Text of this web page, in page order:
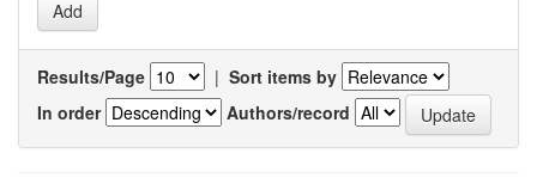
Results/Page | Sort items by
In order
Authors/record